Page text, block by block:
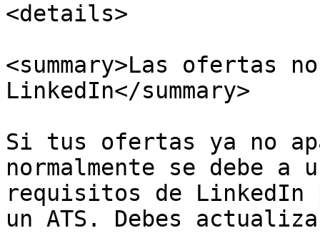
<details>
<summary>Las ofertas
LinkedIn</summary>
Si tus ofertas ya no
normalmente se debe
requisitos de LinkedIn
un ATS. Debes